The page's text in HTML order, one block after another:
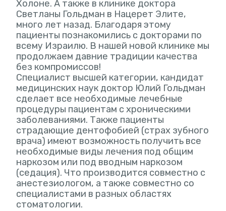
Холоне. А также в клинике доктора
Светланы Гольдман в Нацерет Элите,
много лет назад. Благодаря этому
пациенты познакомились с докторами по
всему Израилю. В нашей новой клинике мы
продолжаем давние традиции качества
без компромиссов!
Специалист высшей категории, кандидат
медицинских наук доктор Юлий Гольдман
сделает все необходимые лечебные
процедуры пациентам с хроническими
заболеваниями. Также пациенты
страдающие дентофобией (страх зубного
врача) имеют возможность получить все
необходимые виды лечения под общим
наркозом или под вводным наркозом
(седация). Что производится совместно с
анестезиологом, а также совместно со
специалистами в разных областях
стоматологии.